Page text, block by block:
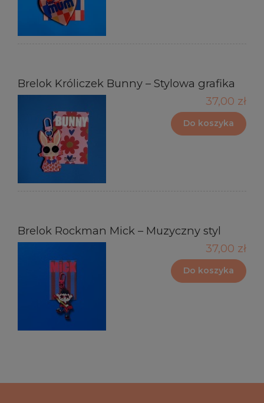
Brelok Króliczek Bunny – Stylowa grafika
37,00 zł
Do koszyka
Brelok Rockman Mick – Muzyczny styl
37,00 zł
Do koszyka